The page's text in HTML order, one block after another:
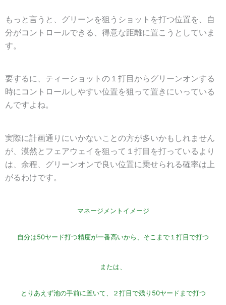
もっと言うと、
グリーンを狙うショットを打つ位置を、自
分がコントロールできる、得意な距離に置こう としていま
す。
要するに、ティーショットの１打目からグリーンオンする
時にコントロールしやすい位置を狙って置きにいっている
んですよね。
実際に計画通りにいかないことの方が多いかもしれません
が、漠然とフェアウェイを狙って１打目を打っているより
は、余程、グリーンオンで良い位置に乗せられる確率は上
がるわけです。
マネージメントイメージ
自分は50ヤード打つ精度が一番高いから、そこまで１打目で打つ
または、
とりあえず池の手前に置いて、２打目で残り50ヤードまで打つ